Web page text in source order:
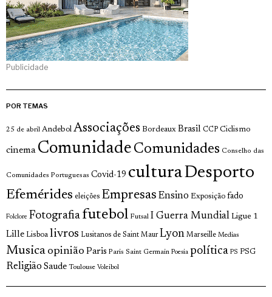
Publicidade
POR TEMAS
25 de abril Andebol Associações Bordeaux Brasil CCP Ciclismo
cinema Comunidade Comunidades Conselho das
Comunidades Portuguesas Covid-19 culturaDesporto
Efemérides eleições Empresas Ensino Exposição fado
Folclore Fotografia futebol Futsal I Guerra Mundial Ligue 1
Lille Lisboa livros Lusitanos de Saint Maur Lyon Marseille Medias
Musica opinião Paris Paris Saint Germain Poesia política PS PSG
Religião Saude Toulouse Voleibol